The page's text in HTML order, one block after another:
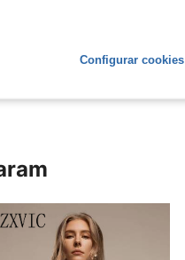
Ver Mais AvaliaçõesConfigurar cookies